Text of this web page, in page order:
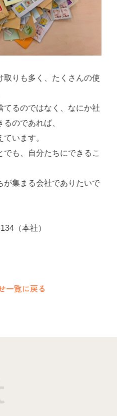
取りも多く、たくさんの使
てるのではなく、なにか社
のであれば、
います。
も、自分たちにできるこ
が集まる会社でありたいで
（本社）
一覧に戻る